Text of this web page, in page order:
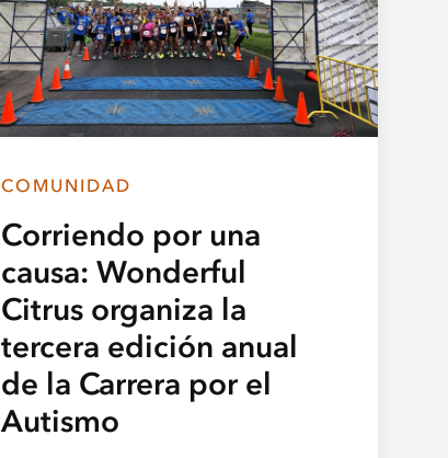
COMUNIDAD
Corriendo por una
causa: Wonderful
Citrus organiza la
tercera edición anual
de la Carrera por el
Autismo